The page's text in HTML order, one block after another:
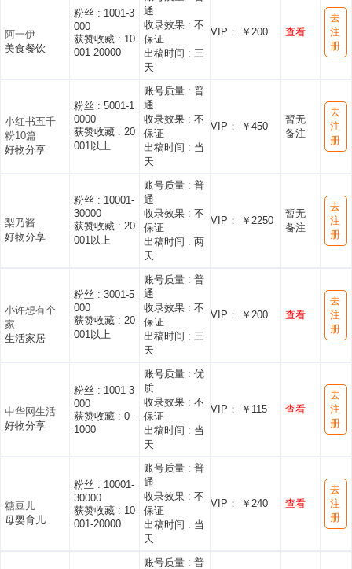
阿一伊
美食餐饮
粉丝 : 1001-3
000
获赞收藏 : 10
001-20000
通
收录效果 : 不
保证
出稿时间 : 三
天
VIP： ￥200 查看
去
注
册
小红书五千
粉10篇
好物分享
粉丝 : 5001-1
0000
获赞收藏 : 20
001以上
账号质量 : 普
通
收录效果 : 不
保证
出稿时间 : 当
天
VIP： ￥450
暂无
备注
去
注
册
梨乃酱
好物分享
粉丝 : 10001-
30000
获赞收藏 : 20
001以上
账号质量 : 普
通
收录效果 : 不
保证
出稿时间 : 两
天
VIP： ￥2250
暂无
备注
去
注
册
小许想有个
家
生活家居
粉丝 : 3001-5
000
获赞收藏 : 20
001以上
账号质量 : 普
通
收录效果 : 不
保证
出稿时间 : 三
天
VIP： ￥200 查看
去
注
册
中华网生活
好物分享
粉丝 : 1001-3
000
获赞收藏 : 0-
1000
账号质量 : 优
质
收录效果 : 不
保证
出稿时间 : 当
天
VIP： ￥115 查看
去
注
册
糖豆儿
母婴育儿
粉丝 : 10001-
30000
获赞收藏 : 10
001-20000
账号质量 : 普
通
收录效果 : 不
保证
出稿时间 : 当
天
VIP： ￥240 查看
去
注
册
账号质量 : 普